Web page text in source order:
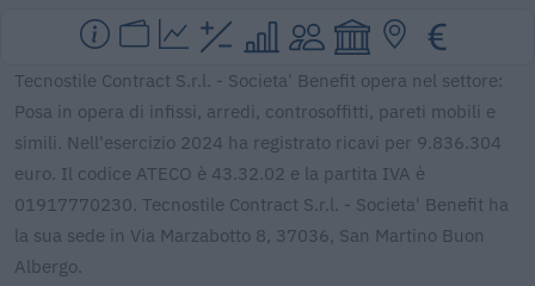
Tecnostile Contract S.r.l. - Societa' Benefit opera nel settore:
Posa in opera di infissi, arredi, controsoffitti, pareti mobili e
simili. Nell'esercizio 2024 ha registrato ricavi per 9.836.304
euro. Il codice ATECO è 43.32.02 e la partita IVA è
01917770230. Tecnostile Contract S.r.l. - Societa' Benefit ha
la sua sede in Via Marzabotto 8, 37036, San Martino Buon
Albergo.